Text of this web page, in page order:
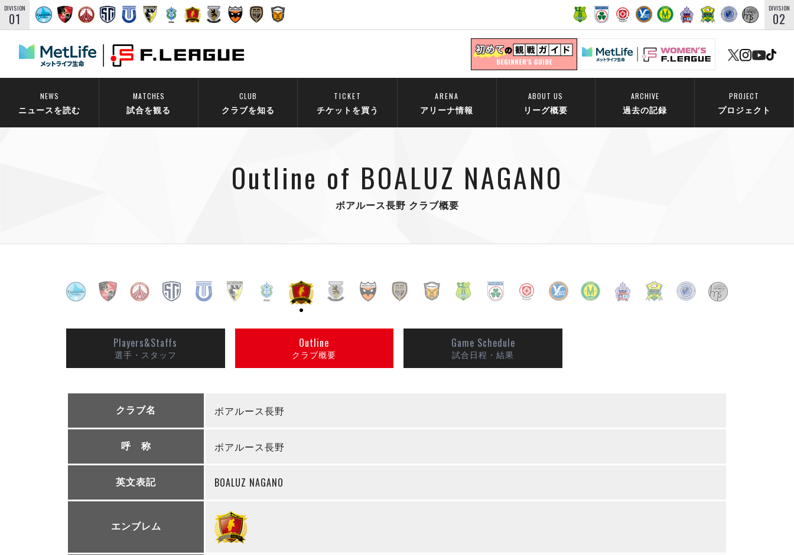
DIVISION
01
DIVISION
02
NEWS
ニュースを読む
MATCHES
試合を観る
CLUB
クラブを知る
TICKET
チケットを買う
ARENA
アリーナ情報
ABOUT US
リーグ概要
ARCHIVE
過去の記録
PROJECT
プロジェクト
Outline of BOALUZ NAGANO
ボアルース長野 クラブ概要
Players&Staffs
選手・スタッフ
Outline
クラブ概要
Game Schedule
試合日程・結果
クラブ名 ボアルース長野
呼 称 ボアルース長野
英文表記 BOALUZ NAGANO
エンブレム